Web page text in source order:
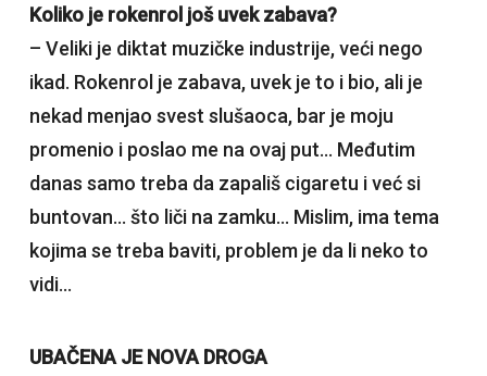
Koliko je rokenrol još uvek zabava?
– Veliki je diktat muzičke industrije, veći nego
ikad. Rokenrol je zabava, uvek je to i bio, ali je
nekad menjao svest slušaoca, bar je moju
promenio i poslao me na ovaj put… Međutim
danas samo treba da zapališ cigaretu i već si
buntovan… što liči na zamku… Mislim, ima tema
kojima se treba baviti, problem je da li neko to
vidi…
UBAČENA JE NOVA DROGA